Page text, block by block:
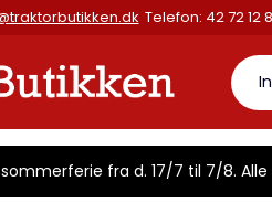
Telefon: 42 72 12
fra d. 17/7 til 7/8.